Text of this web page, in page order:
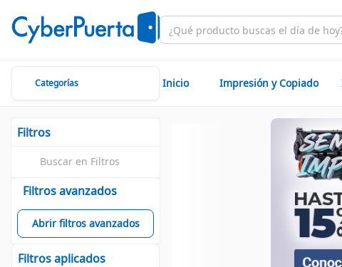
Categorías Inicio Impresión y Copiado
Filtros
Filtros avanzados
Abrir filtros avanzados
Filtros aplicados